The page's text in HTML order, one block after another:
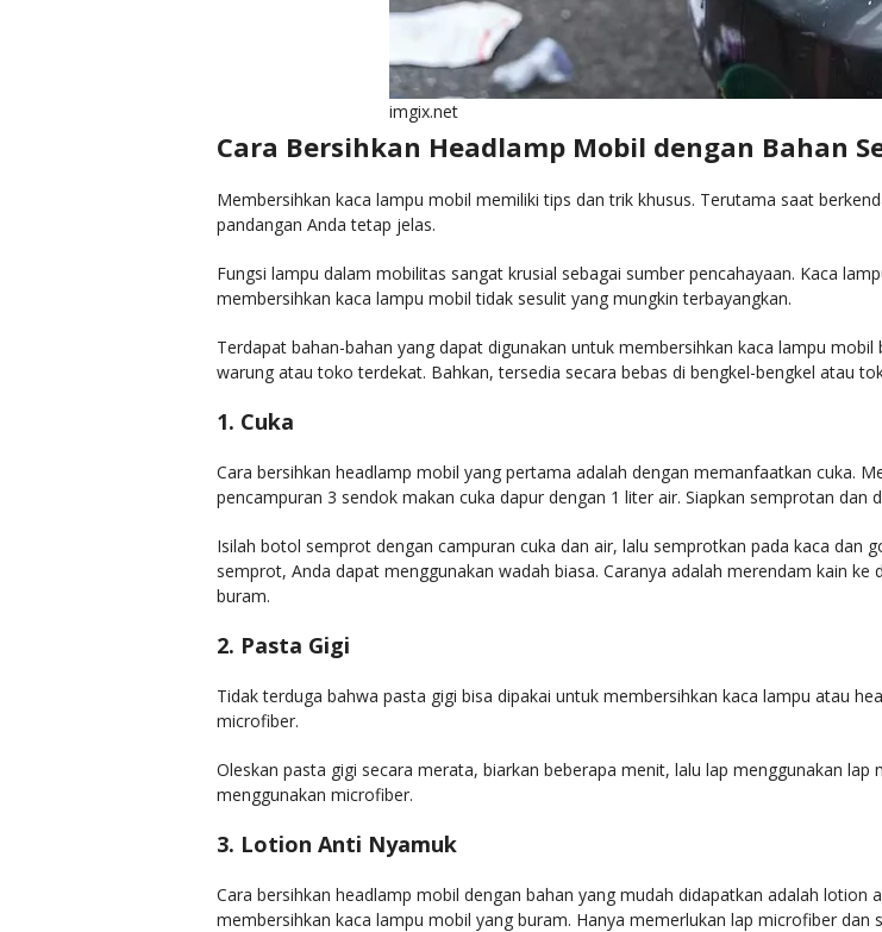
imgix.net
Cara Bersihkan Headlamp Mobil dengan Bahan
Membersihkan kaca lampu mobil memiliki tips dan trik khusus. Terutama saat
pandangan Anda tetap jelas.
Fungsi lampu dalam mobilitas sangat krusial sebagai sumber pencahayaan. Kaca
membersihkan kaca lampu mobil tidak sesulit yang mungkin terbayangkan.
Terdapat bahan-bahan yang dapat digunakan untuk membersihkan kaca lampu
warung atau toko terdekat. Bahkan, tersedia secara bebas di bengkel-bengkel atau
1. Cuka
Cara bersihkan headlamp mobil yang pertama adalah dengan memanfaatkan cuka.
pencampuran 3 sendok makan cuka dapur dengan 1 liter air. Siapkan semprotan dan
Isilah botol semprot dengan campuran cuka dan air, lalu semprotkan pada kaca dan
semprot, Anda dapat menggunakan wadah biasa. Caranya adalah merendam kain
buram.
2. Pasta Gigi
Tidak terduga bahwa pasta gigi bisa dipakai untuk membersihkan kaca lampu atau
microfiber.
Oleskan pasta gigi secara merata, biarkan beberapa menit, lalu lap menggunakan
menggunakan microfiber.
3. Lotion Anti Nyamuk
Cara bersihkan headlamp mobil dengan bahan yang mudah didapatkan adalah
membersihkan kaca lampu mobil yang buram. Hanya memerlukan lap microfiber